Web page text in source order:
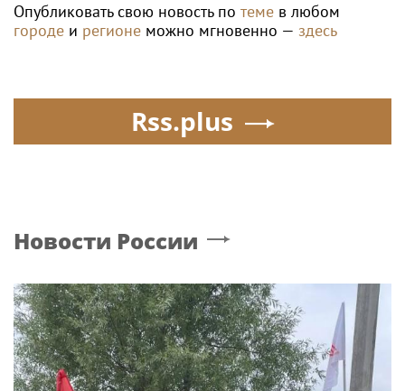
Опубликовать свою новость по теме в любом
городе и регионе можно мгновенно — здесь
Rss.plus
Новости России